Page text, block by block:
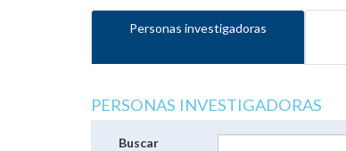
Personas investigadoras
PERSONAS INVESTIGADORAS
Buscar